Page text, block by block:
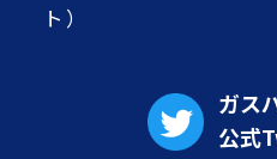
ト）
ガス
公式